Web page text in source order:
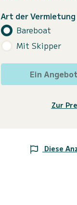
Art der Vermietung
Bareboat
Mit Skipper
Ein
Zur
Diese